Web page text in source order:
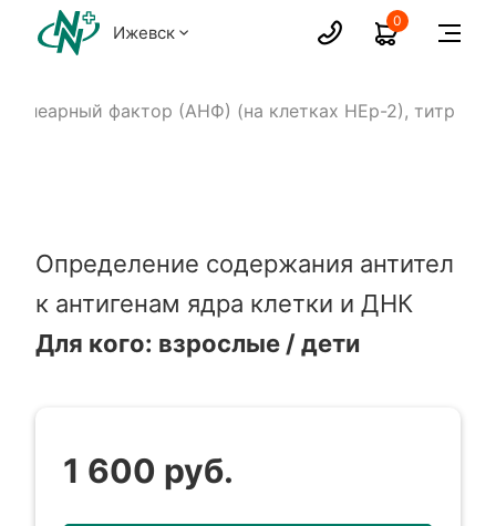
Ижевск
0
фактор (АНФ) (на клетках НЕр-2), титр
Определение содержания антител
к антигенам ядра клетки и ДНК
Для кого: взрослые / дети
1 600 руб.